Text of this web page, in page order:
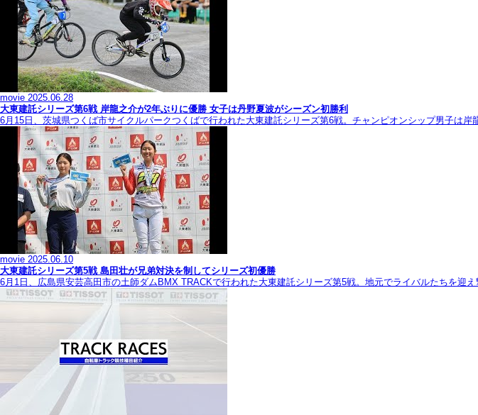
movie 2025.06.28
大東建託シリーズ第6戦 岸龍之介が2年ぶりに優勝 女子は丹野夏波がシーズン初勝利
6月15日、茨城県つくば市サイクルパークつくばで行われた大東建託シリーズ第6戦。チャンピオンシップ男子は
movie 2025.06.10
大東建託シリーズ第5戦 島田壮が兄弟対決を制してシリーズ初優勝
6月1日、広島県安芸高田市の土師ダムBMX TRACKで行われた大東建託シリーズ第5戦。地元でライバルたちを迎